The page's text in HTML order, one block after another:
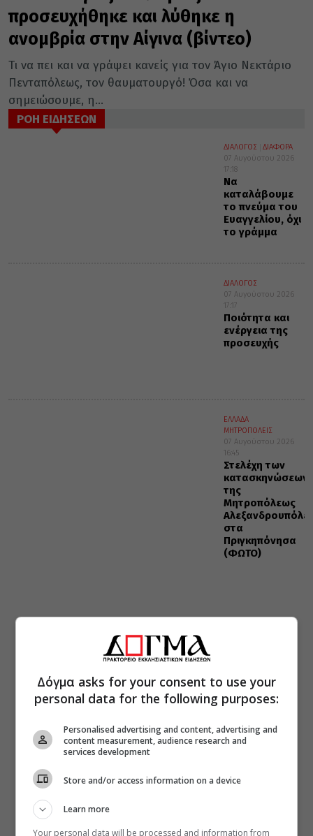
προσευχήθηκε και λύθηκε η
ανομβρία στην Αίγινα (βίντεο)
Τι να πει και να γράψει κανείς για τον Άγιο Νεκτάριο
Πενταπόλεως, τον θαυματουργό! Όσα και να
σημειώσουμε, η...
ΡΟΗ ΕΙΔΗΣΕΩΝ
ΔΙΑΛΟΓΟΣ
ΔΙΑΦΟΡΑ
07 Αυγούστου 2026
17:18
Να
καταλάβουμε
το πνεύμα του
Ευαγγελίου, όχι
το γράμμα
ΔΙΑΛΟΓΟΣ
07 Αυγούστου 2026
17:17
Ποιότητα και
ενέργεια της
προσευχής
ΕΛΛΑΔΑ
ΜΗΤΡΟΠΟΛΕΙΣ
07 Αυγούστου 2026
16:45
Στελέχη των
κατασκηνώσεων
της
Μητροπόλεως
στα
Πριγκηπόνησα
(ΦΩΤΟ)
Δόγμα asks for your consent to use your
personal data for the following purposes:
Personalised advertising and content, advertising and
content measurement, audience research and
services development
Store and/or access information on a device
Learn more
Your personal data will be processed and information from